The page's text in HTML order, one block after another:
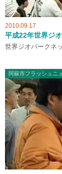
2010.09.17
平成22年世界ジ
世界ジオパークネ
阿蘇市フラッシュニ